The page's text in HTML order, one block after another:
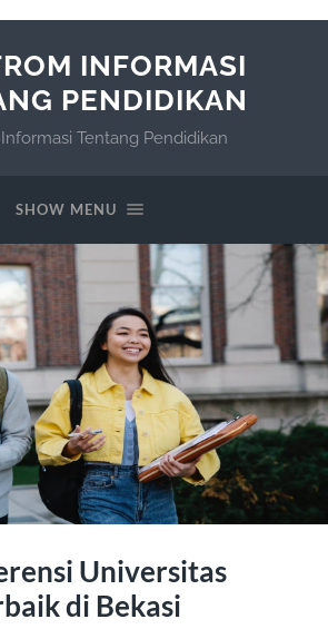
INFORMASI
PENDIDIKAN
Tentang Pendidikan
SHOW MENU
Universitas
di Bekasi